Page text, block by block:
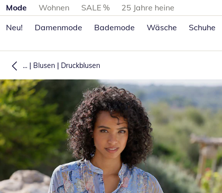
Produktkategorien überspringen
Mode Wohnen SALE %
25 Jahre heine
Neu!
Damenmode Bademode Wäsche Schuhe
... | Blusen | Druckblusen